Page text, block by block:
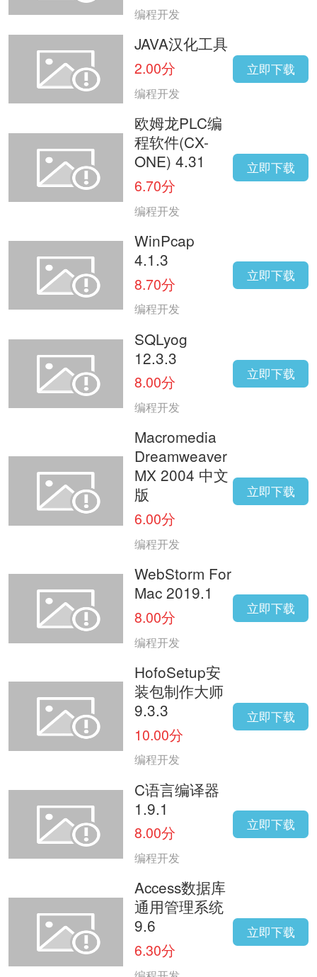
编程开发
JAVA汉化工具
2.00分
编程开发
立即下载
欧姆龙PLC编
程软件(CX-
ONE) 4.31
6.70分
编程开发
立即下载
WinPcap
4.1.3
8.70分
编程开发
立即下载
SQLyog
12.3.3
8.00分
编程开发
立即下载
Macromedia
Dreamweaver
MX 2004 中文
版
6.00分
编程开发
立即下载
WebStorm For
Mac 2019.1
8.00分
编程开发
立即下载
HofoSetup安
装包制作大师
9.3.3
10.00分
编程开发
立即下载
C语言编译器
1.9.1
8.00分
编程开发
立即下载
Access数据库
通用管理系统
9.6
6.30分
立即下载